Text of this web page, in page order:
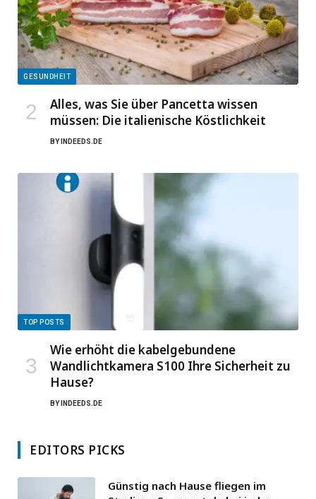
GESUNDHEIT
Alles, was Sie über Pancetta wissen
müssen: Die italienische Köstlichkeit
BY INDEEDS.DE
TOP POSTS
Wie erhöht die kabelgebundene
Wandlichtkamera S100 Ihre Sicherheit zu
Hause?
BY INDEEDS.DE
EDITORS PICKS
Günstig nach Hause fliegen im